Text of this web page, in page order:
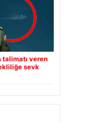
talimatı veren
sevk